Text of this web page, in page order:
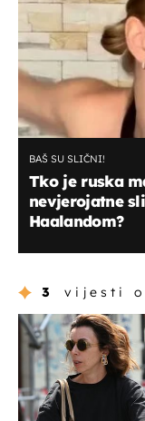
BAŠ SU SLIČNI!
Tko je ruska
nevjerojatne
Haalandom?
3 vijesti o